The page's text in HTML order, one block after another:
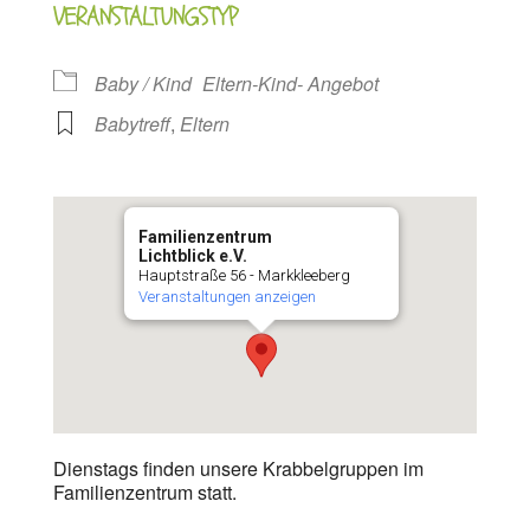
VERANSTALTUNGSTYP
Baby / Kind Eltern-Kind- Angebot
Babytreff, Eltern
Familienzentrum
Lichtblick e.V.
Hauptstraße 56 - Markkleeberg
Veranstaltungen anzeigen
Dienstags finden unsere Krabbelgruppen im
Familienzentrum statt.